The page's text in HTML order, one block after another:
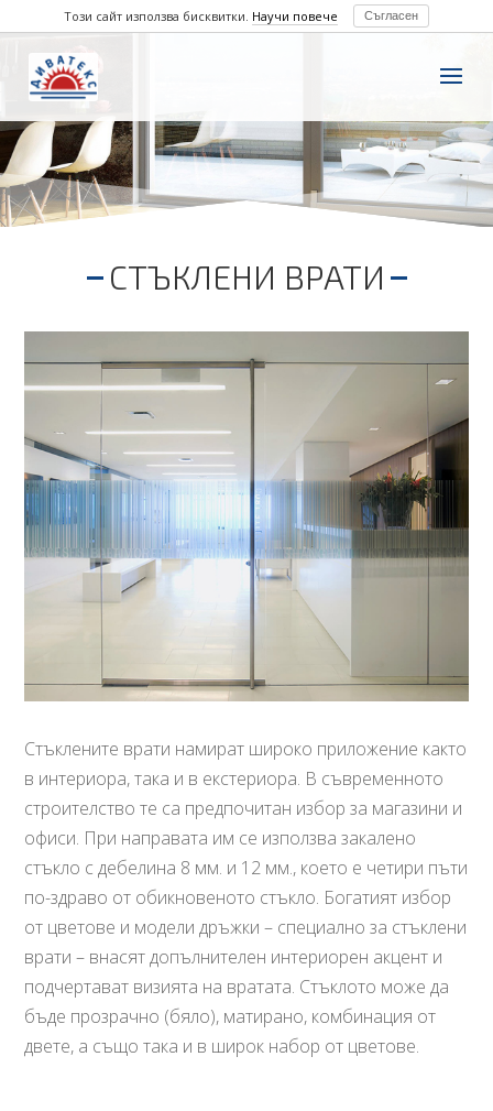
СТЪКЛЕНИ ВРАТИ
Стъклените врати намират широко приложение както
в интериора, така и в екстериора. В съвременното
строителство те са предпочитан избор за магазини и
офиси. При направата им се използва закалено
стъкло с дебелина 8 мм. и 12 мм., което е четири пъти
по-здраво от обикновеното стъкло. Богатият избор
от цветове и модели дръжки – специално за стъклени
врати – внасят допълнителен интериорен акцент и
подчертават визията на вратата. Стъклото може да
бъде прозрачно (бяло), матирано, комбинация от
двете, а също така и в широк набор от цветове.
Този сайт използва бисквитки. Научи повече Съгласен